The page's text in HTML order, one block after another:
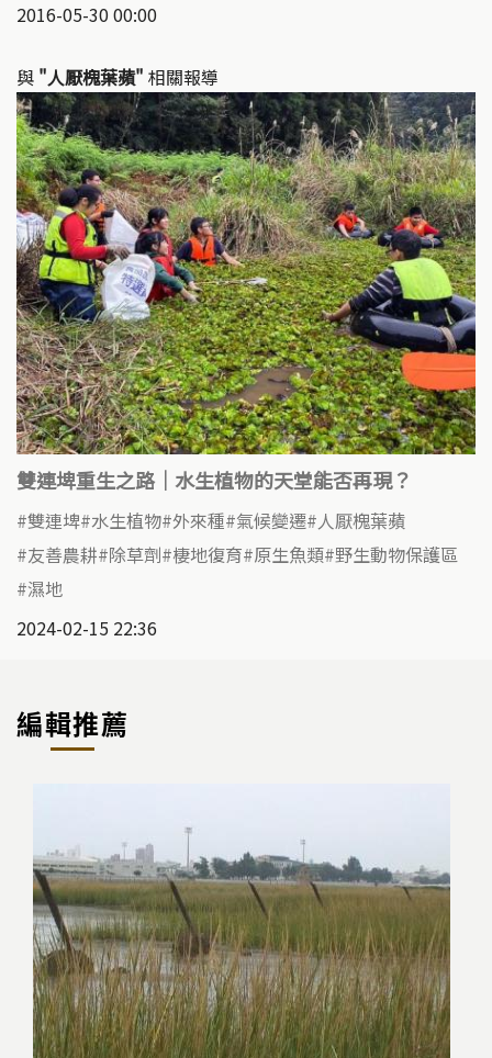
2016-05-30 00:00
與 "人厭槐葉蘋" 相關報導
雙連埤重生之路｜水生植物的天堂能否再現？
雙連埤 水生植物 外來種 氣候變遷 人厭槐葉蘋
友善農耕 除草劑 棲地復育 原生魚類 野生動物保護區
濕地
2024-02-15 22:36
編輯推薦